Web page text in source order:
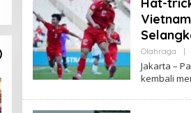
Hat-
Olahraga
Jakarta –
kembali